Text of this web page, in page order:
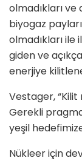
olmadıkları
biyogaz
olmadıkları ile
giden ve
enerjiye
Vestager,
Gerekli
yeşil
Nükleer için